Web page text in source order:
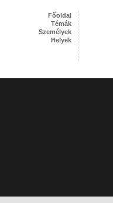
Főoldal
Témák
Személyek
Helyek